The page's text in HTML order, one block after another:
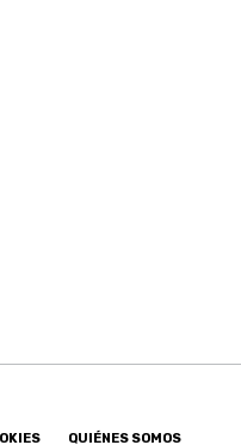
QUIÉNES SOMOS